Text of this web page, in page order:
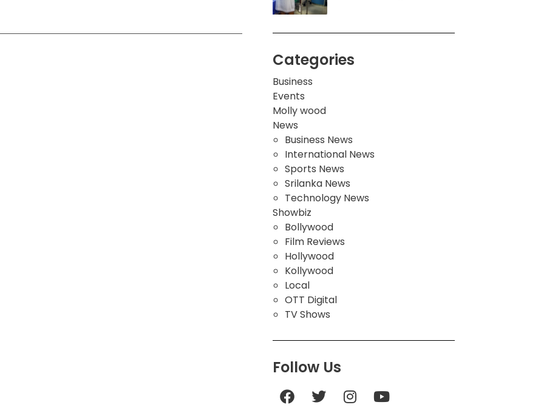
Categories
Business
Events
Molly wood
News
Business News
International News
Sports News
Srilanka News
Technology News
Showbiz
Bollywood
Film Reviews
Hollywood
Kollywood
Local
OTT Digital
TV Shows
Follow Us